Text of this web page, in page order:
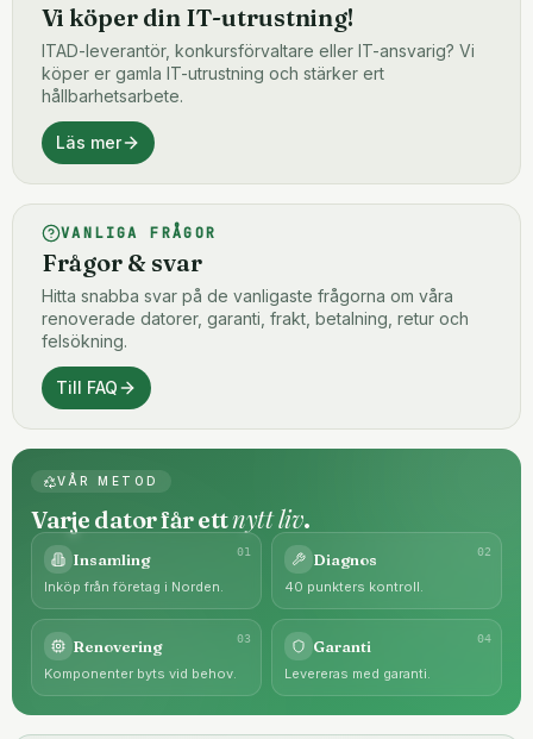
Vi köper din IT-utrustning!
ITAD-leverantör, konkursförvaltare eller IT-ansvarig? Vi
köper er gamla IT-utrustning och stärker ert
hållbarhetsarbete.
Läs mer
VANLIGA FRÅGOR
Frågor & svar
Hitta snabba svar på de vanligaste frågorna om våra
renoverade datorer, garanti, frakt, betalning, retur och
felsökning.
Till FAQ
VÅR METOD
Varje dator får ettnytt liv.
01
Insamling
Inköp från företag i Norden.
02
Diagnos
40 punkters kontroll.
03
Renovering
Komponenter byts vid behov.
04
Garanti
Levereras med garanti.